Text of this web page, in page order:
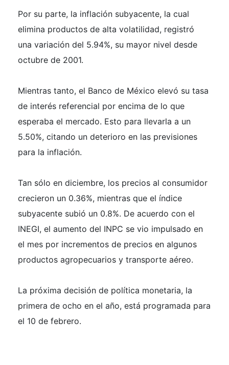
Por su parte, la inflación subyacente, la cual
elimina productos de alta volatilidad, registró
una variación del 5.94%, su mayor nivel desde
octubre de 2001.
Mientras tanto, el Banco de México elevó su tasa
de interés referencial por encima de lo que
esperaba el mercado. Esto para llevarla a un
5.50%, citando un deterioro en las previsiones
para la inflación.
Tan sólo en diciembre, los precios al consumidor
crecieron un 0.36%, mientras que el índice
subyacente subió un 0.8%. De acuerdo con el
INEGI, el aumento del INPC se vio impulsado en
el mes por incrementos de precios en algunos
productos agropecuarios y transporte aéreo.
La próxima decisión de política monetaria, la
primera de ocho en el año, está programada para
el 10 de febrero.